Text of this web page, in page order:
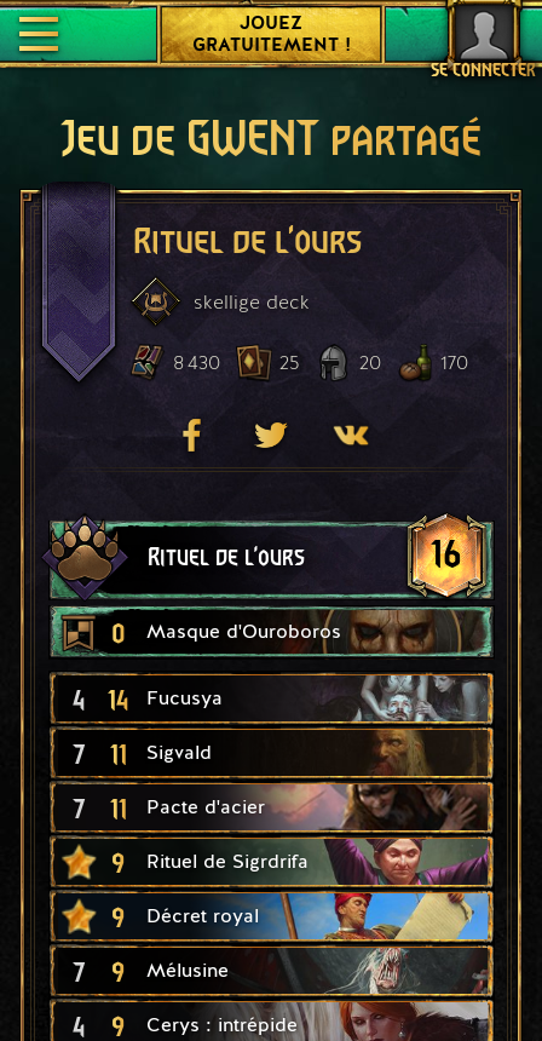
SE CONNECTER
JOUEZ
GRATUITEMENT !
Jeu de GWENT partagé
Rituel de l'ours
skellige deck
8 430 25 20 170
Rituel de l'ours 16
0 Masque d'Ouroboros
4 14 Fucusya
7 11 Sigvald
7 11 Pacte d'acier
9 Rituel de Sigrdrifa
9 Décret royal
7 9 Mélusine
4 9 Cerys : intrépide